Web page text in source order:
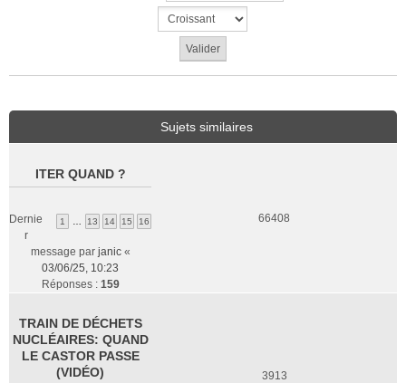
Sujets similaires
ITER QUAND ?
1 13 14 15 16
Dernie
r
message par janic«
03/06/25, 10:23
Réponses : 159
66408
TRAIN DE DÉCHETS
NUCLÉAIRES: QUAND
LE CASTOR PASSE
(VIDÉO)
3913